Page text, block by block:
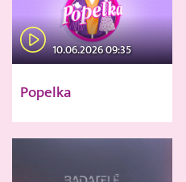
10.06.2026 09:35
Popelka